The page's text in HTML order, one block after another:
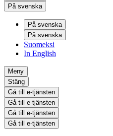
På svenska
På svenska
På svenska
Suomeksi
In English
Meny
Stäng
Gå till e-tjänsten
Gå till e-tjänsten
Gå till e-tjänsten
Gå till e-tjänsten